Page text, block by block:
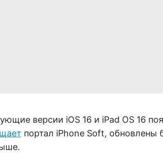
версии iOS 16 и iPad OS 16
портал iPhone Soft,